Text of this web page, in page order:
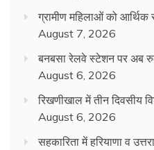
ग्रामीण महिलाओं को
August 7, 2026
बनबसा रेलवे स्टेशन पर अब
August 6, 2026
रिखणीखाल में तीन दिवसीय
August 6, 2026
सहकारिता में हरियाणा व